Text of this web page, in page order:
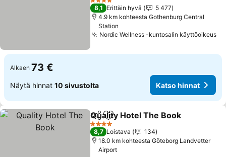
Katso hinnat
4 Tähtiluokitus
8,1 Erittäin hyvä
5 477
4.9 km kohteesta Gothenburg Central
Station
Nordic Wellness -kuntosalin käyttöoikeus
Alkaen 73 €
Näytä hinnat 10 sivustolta Katso hinnat
Jaa Lisää suosikkeihin
Quality Hotel The Book
4 Tähtiluokitus
8,7 Loistava
134
18.0 km kohteesta Göteborg Landvetter
Airport